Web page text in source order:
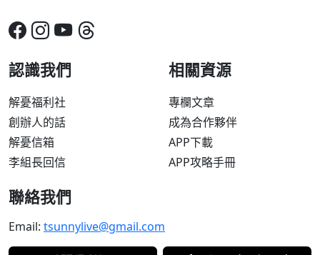
認識我們
解憂福利社
創辦人的話
解憂信箱
李組長回信
相關資源
專欄文章
成為合作夥伴
APP下載
APP攻略手冊
聯絡我們
Email: tsunnylive@gmail.com